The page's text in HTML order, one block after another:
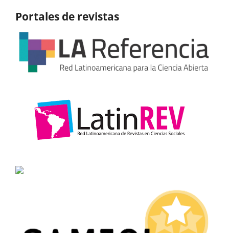
Portales de revistas